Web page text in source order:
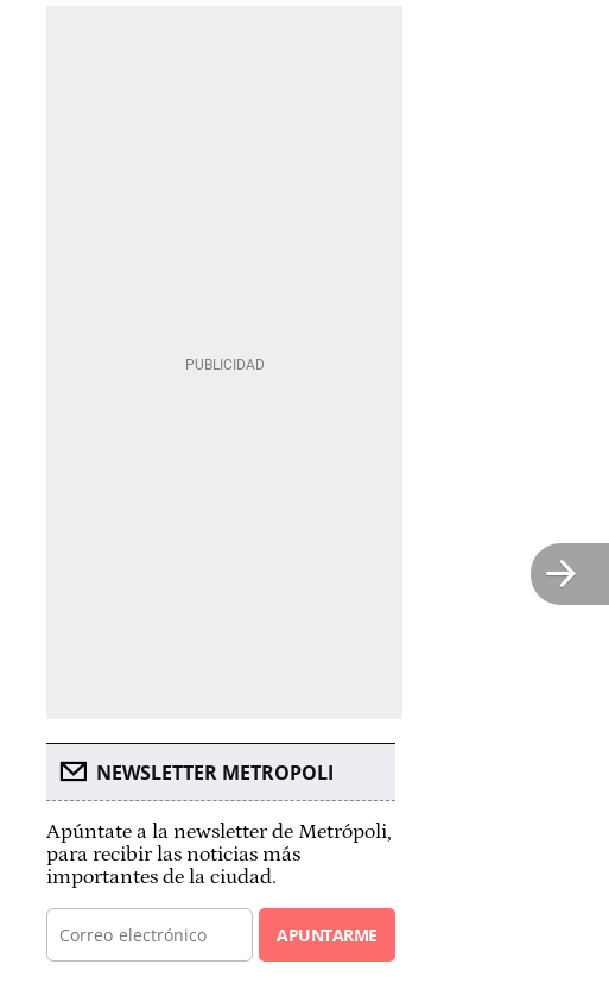
NEWSLETTER METROPOLI
Apúntate a la newsletter de Metrópoli,
para recibir las noticias más
importantes de la ciudad.
APUNTARME